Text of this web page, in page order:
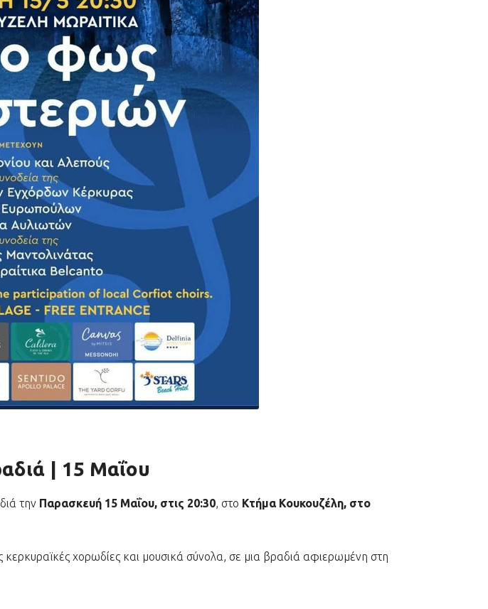
| 15 Μαΐου
την Παρασκευή 15 Μαΐου, στις 20:30, στο Κτήμα Κουκουζέλη, στο
κερκυραϊκές χορωδίες και μουσικά σύνολα, σε μια βραδιά αφιερωμένη στη